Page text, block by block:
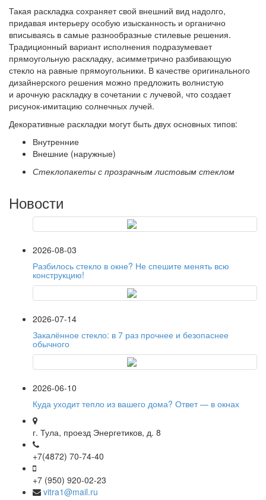
Такая раскладка сохраняет свой внешний вид надолго,
придавая интерьеру особую изысканность и органично
вписываясь в самые разнообразные стилевые решения.
Традиционный вариант исполнения подразумевает
прямоугольную раскладку, асимметрично разбивающую
стекло на равные прямоугольники. В качестве оригинального
дизайнерского решения можно предложить волнистую
и арочную раскладку в сочетании с лучевой, что создает
рисунок-имитацию солнечных лучей.
Декоративные раскладки могут быть двух основных типов:
Внутренние
Внешние (наружные)
Стеклопакеты с прозрачным листовым стеклом
Новости
2026-08-03
Разбилось стекло в окне? Не спешите менять всю
конструкцию!
2026-07-14
Закалённое стекло: в 7 раз прочнее и безопаснее
обычного
2026-06-10
Куда уходит тепло из вашего дома? Ответ — в окнах
г. Тула, проезд Энергетиков, д. 8
+7(4872) 70-74-40
+7 (950) 920-02-23
vitra1@mail.ru